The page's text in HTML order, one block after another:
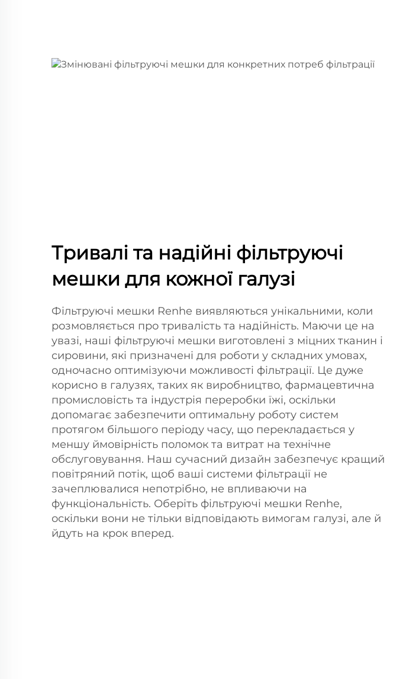
Тривалі та надійні фільтруючі
мешки для кожної галузі
Фільтруючі мешки Renhe виявляються унікальними, коли
розмовляється про тривалість та надійність. Маючи це на
увазі, наші фільтруючі мешки виготовлені з міцних тканин і
сировини, які призначені для роботи у складних умовах,
одночасно оптимізуючи можливості фільтрації. Це дуже
корисно в галузях, таких як виробництво, фармацевтична
промисловість та індустрія переробки їжі, оскільки
допомагає забезпечити оптимальну роботу систем
протягом більшого періоду часу, що перекладається у
меншу ймовірність поломок та витрат на технічне
обслуговування. Наш сучасний дизайн забезпечує кращий
повітряний потік, щоб ваші системи фільтрації не
зачеплювалися непотрібно, не впливаючи на
функціональність. Оберіть фільтруючі мешки Renhe,
оскільки вони не тільки відповідають вимогам галузі, але й
йдуть на крок вперед.